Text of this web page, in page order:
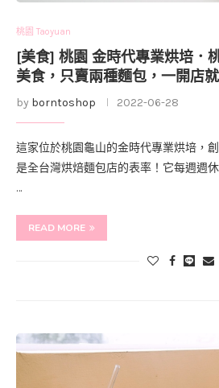
桃園 Taoyuan
[美食] 桃園 金時代專業烘培．
美食，只賣兩種麵包，一開店
by borntoshop 2022-06-28
這家位於桃園龜山的金時代專業烘培，
是全台灣烘焙麵包店的表率！它每週週
…
READ MORE